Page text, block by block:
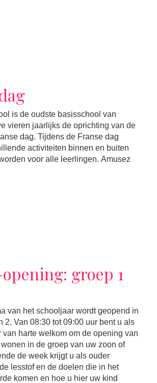
is de oudste basisschool van
vieren jaarlijks de oprichting van de
dag. Tijdens de Franse dag
activiteiten binnen en buiten
voor alle leerlingen. Amusez
groep 1
van het schooljaar wordt geopend in
2. Van 08:30 tot 09:00 uur bent u als
van harte welkom om de opening van
in de groep van uw zoon of
de week krijgt u als ouder
lesstof en de doelen die in het
komen en hoe u hier uw kind